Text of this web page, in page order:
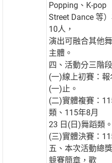
Popping、K-pop
Street Dance 等
10人，
演出可融合其他
主體。
四、活動分三階段
(一)線上初賽：
(一)止。
(二)實體複賽：
類、115年8月
23 日(日)舞蹈類。
(三)實體決賽：
五、本次活動總
競賽簡章，歡